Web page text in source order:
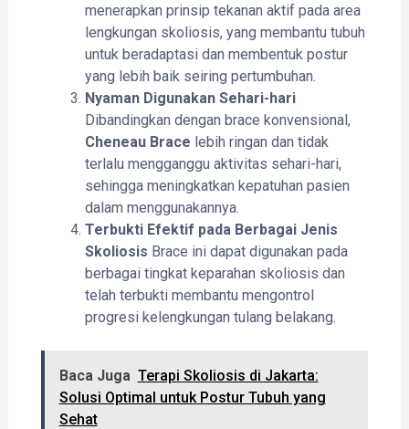
menerapkan prinsip tekanan aktif pada area
lengkungan skoliosis, yang membantu tubuh
untuk beradaptasi dan membentuk postur
yang lebih baik seiring pertumbuhan.
Nyaman Digunakan Sehari-hari
Dibandingkan dengan brace konvensional,
Cheneau Brace lebih ringan dan tidak
terlalu mengganggu aktivitas sehari-hari,
sehingga meningkatkan kepatuhan pasien
dalam menggunakannya.
Terbukti Efektif pada Berbagai Jenis
Skoliosis Brace ini dapat digunakan pada
berbagai tingkat keparahan skoliosis dan
telah terbukti membantu mengontrol
progresi kelengkungan tulang belakang.
Baca Juga Terapi Skoliosis di Jakarta:
Solusi Optimal untuk Postur Tubuh yang
Sehat